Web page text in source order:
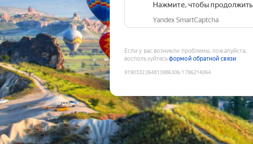
Нажмите, чтобы продолжить
Yandex SmartCaptcha
Если у вас возникли проблемы, пожалуйста,
воспользуйтесьформой обратной связи
9190332264813986306:1786214064